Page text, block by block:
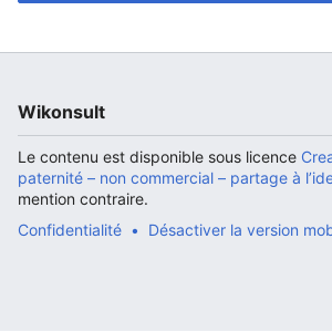
Wikonsult
Le contenu est disponible sous licence
paternité – non commercial – partage à
mention contraire.
Confidentialité
Désactiver la version